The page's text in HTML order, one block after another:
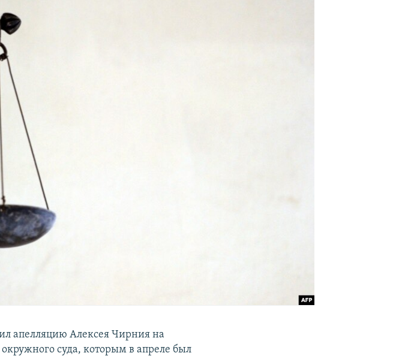
апелляцию Алексея Чирния на
суда, которым в апреле был